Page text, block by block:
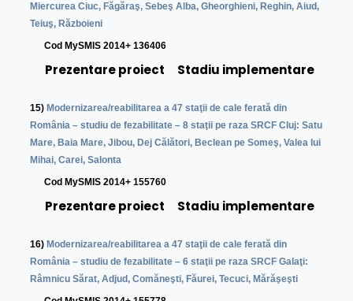
Miercurea Ciuc, Făgăraş, Sebeş Alba, Gheorghieni, Reghin, Aiud,
Teiuş, Războieni
Cod MySMIS 2014+ 136406
Prezentare proiect Stadiu implementare
15) Modernizarea/reabilitarea a 47 staţii de cale ferată din
România – studiu de fezabilitate – 8 staţii pe raza SRCF Cluj: Satu
Mare, Baia Mare, Jibou, Dej Călători, Beclean pe Someş, Valea lui
Mihai, Carei, Salonta
Cod MySMIS 2014+ 155760
Prezentare proiect Stadiu implementare
16) Modernizarea/reabilitarea a 47 staţii de cale ferată din
România – studiu de fezabilitate – 6 staţii pe raza SRCF Galaţi:
Râmnicu Sărat, Adjud, Comăneşti, Făurei, Tecuci, Mărăşeşti